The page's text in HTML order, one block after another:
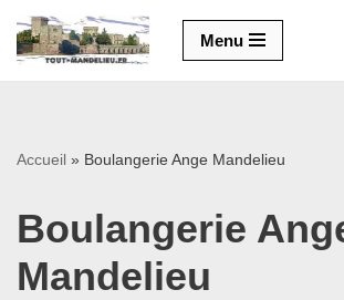
Aller
Menu
Accueil » Boulangerie Ange Mandelieu
Boulangerie
Mandelieu